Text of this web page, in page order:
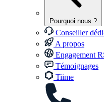
Pourquoi nous ?
Conseiller
A propos
Engagement
Témoignages
Tiime